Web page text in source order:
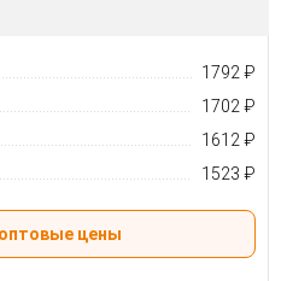
1792 ₽
1702 ₽
1612 ₽
1523 ₽
Получить оптовые цены